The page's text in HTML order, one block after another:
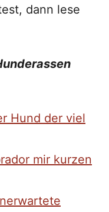
dann lese
Hund der viel
mir kurzen